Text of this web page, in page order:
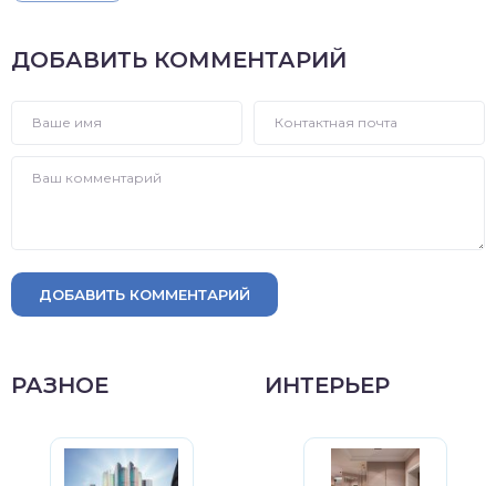
ДОБАВИТЬ КОММЕНТАРИЙ
ДОБАВИТЬ КОММЕНТАРИЙ
РАЗНОЕ ИНТЕРЬЕР